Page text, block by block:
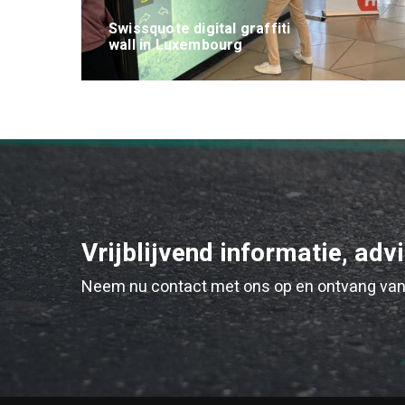
Swissquote digital graffiti
wall in Luxembourg
Vrijblijvend informatie,
Neem nu contact met ons op en ontvang